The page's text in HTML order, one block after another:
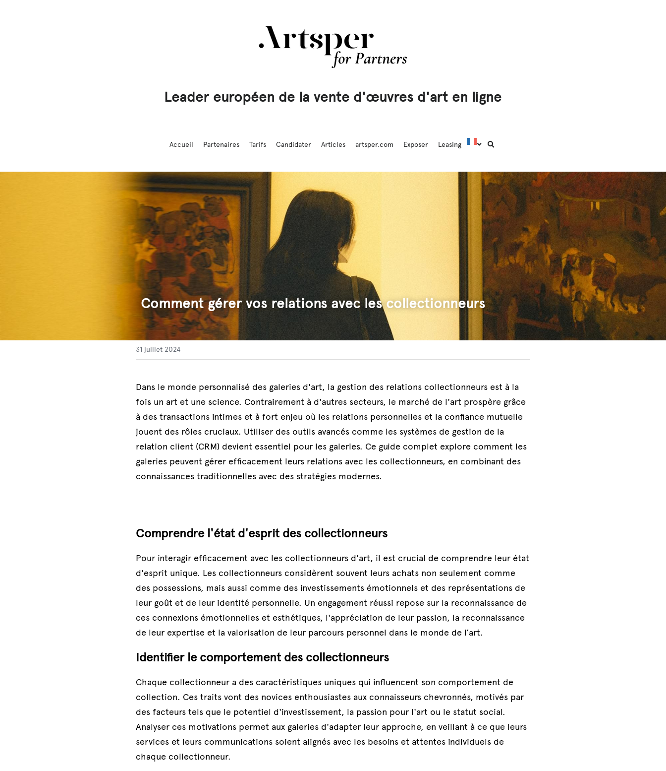
Leader européen de la vente d'œuvres d'art en ligne
Accueil Partenaires Tarifs Candidater Articles artsper.com Exposer Leasing
Comment gérer vos relations avec les collectionneurs
31 juillet 2024
Dans le monde personnalisé des galeries d'art, la gestion des relations collectionneurs est à la
fois un art et une science. Contrairement à d'autres secteurs, le marché de l'art prospère grâce
à des transactions intimes et à fort enjeu où les relations personnelles et la confiance mutuelle
jouent des rôles cruciaux. Utiliser des outils avancés comme les systèmes de gestion de la
relation client (CRM) devient essentiel pour les galeries. Ce guide complet explore comment les
galeries peuvent gérer efficacement leurs relations avec les collectionneurs, en combinant des
connaissances traditionnelles avec des stratégies modernes.
Comprendre l'état d'esprit des collectionneurs
Pour interagir efficacement avec les collectionneurs d'art, il est crucial de comprendre leur état
d'esprit unique. Les collectionneurs considèrent souvent leurs achats non seulement comme
des possessions, mais aussi comme des investissements émotionnels et des représentations de
leur goût et de leur identité personnelle. Un engagement réussi repose sur la reconnaissance de
ces connexions émotionnelles et esthétiques, l'appréciation de leur passion, la reconnaissance
de leur expertise et la valorisation de leur parcours personnel dans le monde de l’art.
Identifier le comportement des collectionneurs
Chaque collectionneur a des caractéristiques uniques qui influencent son comportement de
collection. Ces traits vont des novices enthousiastes aux connaisseurs chevronnés, motivés par
des facteurs tels que le potentiel d'investissement, la passion pour l'art ou le statut social.
Analyser ces motivations permet aux galeries d'adapter leur approche, en veillant à ce que leurs
services et leurs communications soient alignés avec les besoins et attentes individuels de
chaque collectionneur.